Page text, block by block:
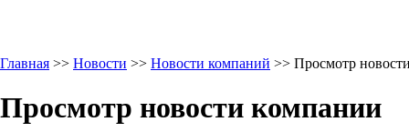
Главная >> Новости >> Новости компаний >> Просмотр
Просмотр новости компании